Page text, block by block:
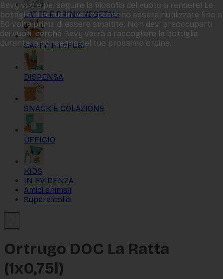
LATTE E DRINK VEGETALI
CAFFÈ E INFUSI
DISPENSA
SNACK E COLAZIONE
UFFICIO
KIDS
IN EVIDENZA
Amici animali
Superalcolici
Bevy vuole perseguire la filosofia del vuoto a rendere! Le
bottiglie di acqua in vetro possono essere riutilizzate fino a
50 volte prima di essere smaltite. Non devi preoccuparti
dei vuoti, perché Bevy verrà a raccogliere le bottiglie
durante la consegna del tuo prossimo ordine.
Ortrugo DOC La Ratta
(1x0,75l)